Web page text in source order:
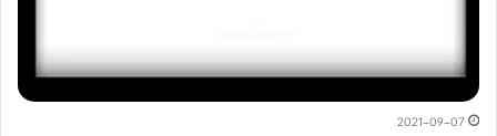
2021-09-07